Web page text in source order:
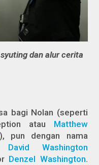
dan alur cerita
bagi Nolan (seperti
atau Matthew
pun dengan nama
David Washington
Denzel Washington.